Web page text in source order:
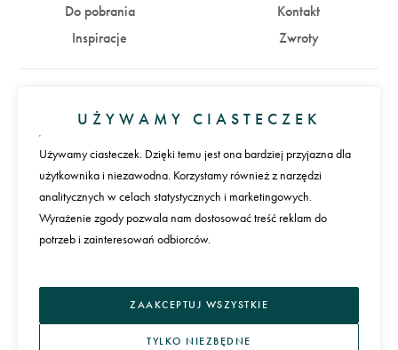
Do pobrania
Inspiracje
Kontakt
Zwroty
Zaloguj się Załóż konto
Płatności
Język
UŻYWAMY CIASTECZEK
Używamy ciasteczek. Dzięki temu jest ona bardziej przyjazna dla
użytkownika i niezawodna. Korzystamy również z narzędzi
analitycznych w celach statystycznych i marketingowych.
Wyrażenie zgody pozwala nam dostosować treść reklam do
potrzeb i zainteresowań odbiorców.
ZAAKCEPTUJ WSZYSTKIE
TYLKO NIEZBĘDNE